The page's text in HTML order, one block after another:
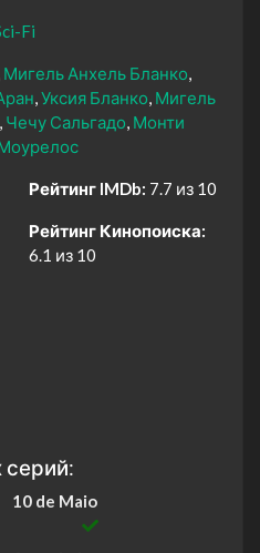
Fi
Мигель Анхель Бланко
Уксия Бланко Мигель
Чечу Сальгадо Монти
Рейтинг IMDb: 7.7 из 10
Рейтинг Кинопоиска:
6.1 из 10
серий:
10 de Maio